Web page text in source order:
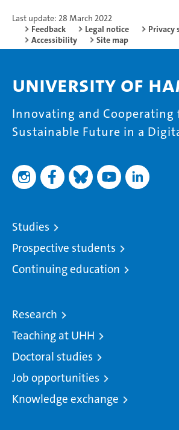
Last update: 28 March 2022
Feedback
Legal notice
Privacy
Accessibility
Site map
University of
Innovating and Cooperating
Sustainable Future in a
Studies
Prospective students
Continuing education
Research
Teaching at UHH
Doctoral studies
Job opportunities
Knowledge exchange